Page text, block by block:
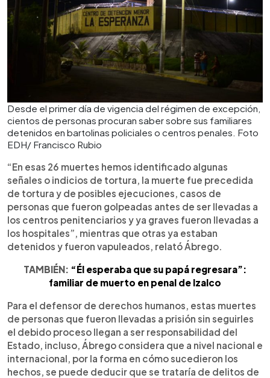
Desde el primer día de vigencia del régimen de excepción,
cientos de personas procuran saber sobre sus familiares
detenidos en bartolinas policiales o centros penales. Foto
EDH/ Francisco Rubio
“En esas 26 muertes hemos identificado algunas
señales o indicios de tortura, la muerte fue precedida
de tortura y de posibles ejecuciones, casos de
personas que fueron golpeadas antes de ser llevadas a
los centros penitenciarios y ya graves fueron llevadas a
los hospitales”, mientras que otras ya estaban
detenidos y fueron vapuleados, relató Ábrego.
TAMBIÉN: “Él esperaba que su papá regresara”:
familiar de muerto en penal de Izalco
Para el defensor de derechos humanos, estas muertes
de personas que fueron llevadas a prisión sin seguirles
el debido proceso llegan a ser responsabilidad del
Estado, incluso, Ábrego considera que a nivel nacional e
internacional, por la forma en cómo sucedieron los
hechos, se puede deducir que se trataría de delitos de